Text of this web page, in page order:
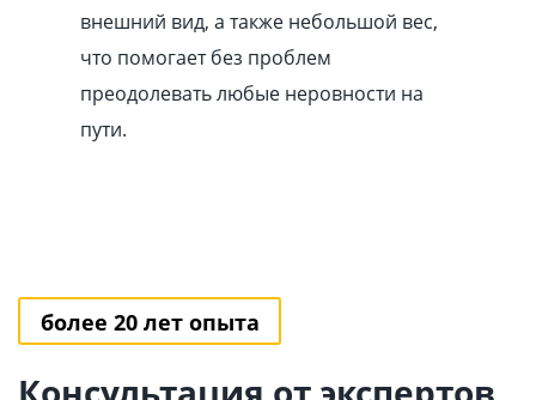
внешний вид, а также небольшой вес,
что помогает без проблем
преодолевать любые неровности на
пути.
более 20 лет опыта